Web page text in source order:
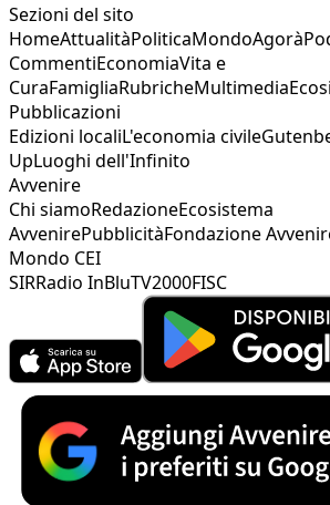
Sezioni del sito
HomeAttualitàPoliticaMondoAgorà
CommentiEconomiaVita e
CuraFamigliaRubricheMultimedia
Pubblicazioni
Edizioni localiL'economia civile
UpLuoghi dell'Infinito
Avvenire
Chi siamoRedazioneEcosistema
AvvenirePubblicitàFondazione
Mondo CEI
SIRRadio InBluTV2000FISC